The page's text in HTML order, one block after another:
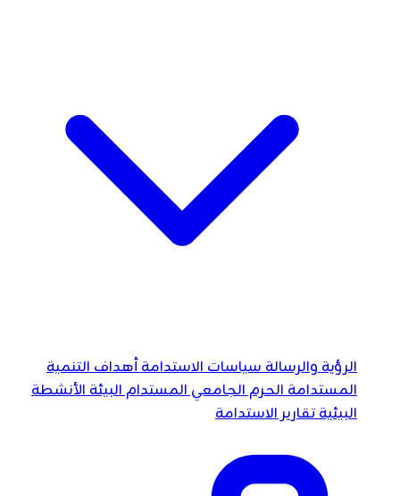
الرؤية والرسالةسياسات الاستدامةأهداف التنمية
المستدامةالحرم الجامعي المستدامالبيئةالأنشطة
البيئيةتقارير الاستدامة